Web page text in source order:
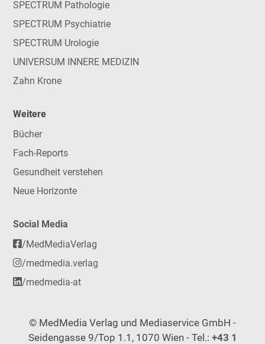
SPECTRUM Pathologie
SPECTRUM Psychiatrie
SPECTRUM Urologie
UNIVERSUM INNERE MEDIZIN
Zahn Krone
Weitere
Bücher
Fach-Reports
Gesundheit verstehen
Neue Horizonte
Social Media
/MedMediaVerlag
/medmedia.verlag
/medmedia-at
© MedMedia Verlag und Mediaservice GmbH -
Seidengasse 9/Top 1.1, 1070 Wien - Tel.: +43 1